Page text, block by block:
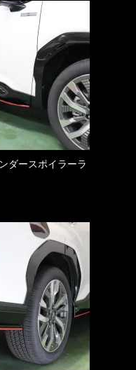
ダースポイラーラ